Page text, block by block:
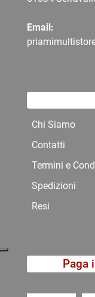
Email:
Chi Siamo
Contatti
Termini e
Spedizioni
Resi
Paga